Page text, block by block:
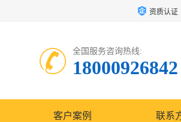
资质认证
全国服务咨询热线:
18000926842
客户案例 联系